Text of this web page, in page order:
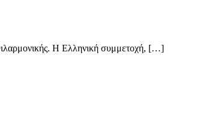
Η Ελληνική συμμετοχή, […]